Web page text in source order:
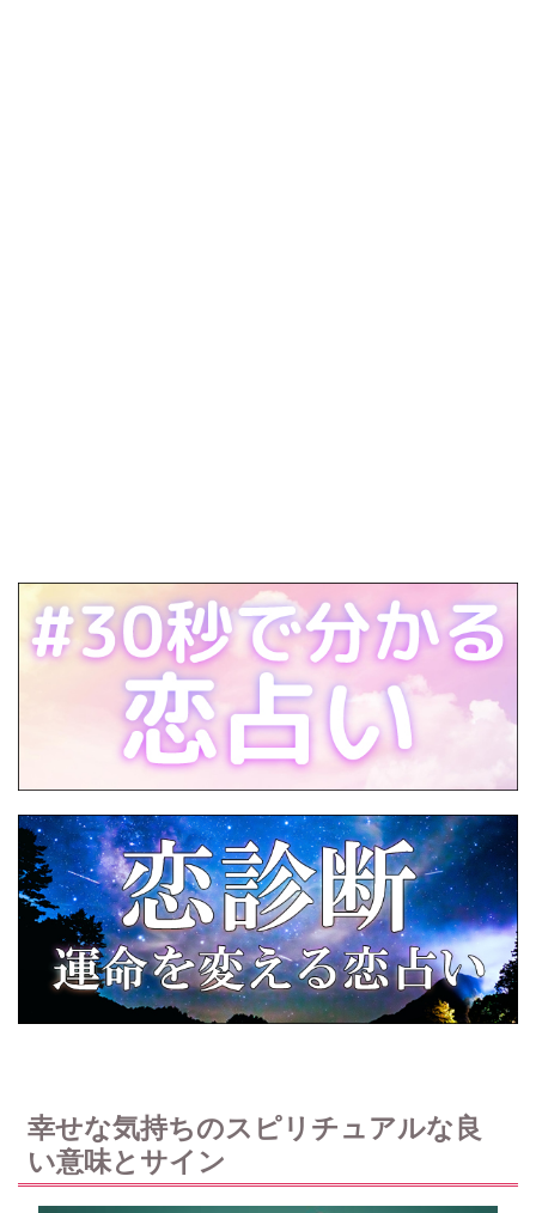
幸せな気持ちのスピリチュアルな良
い意味とサイン